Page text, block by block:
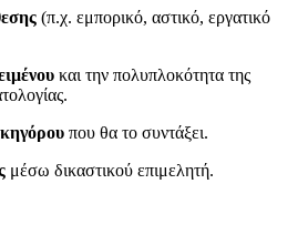
(π.χ. εμπορικό, αστικό, εργατικό
και την πολυπλοκότητα της
που θα το συντάξει.
μέσω δικαστικού επιμελητή.